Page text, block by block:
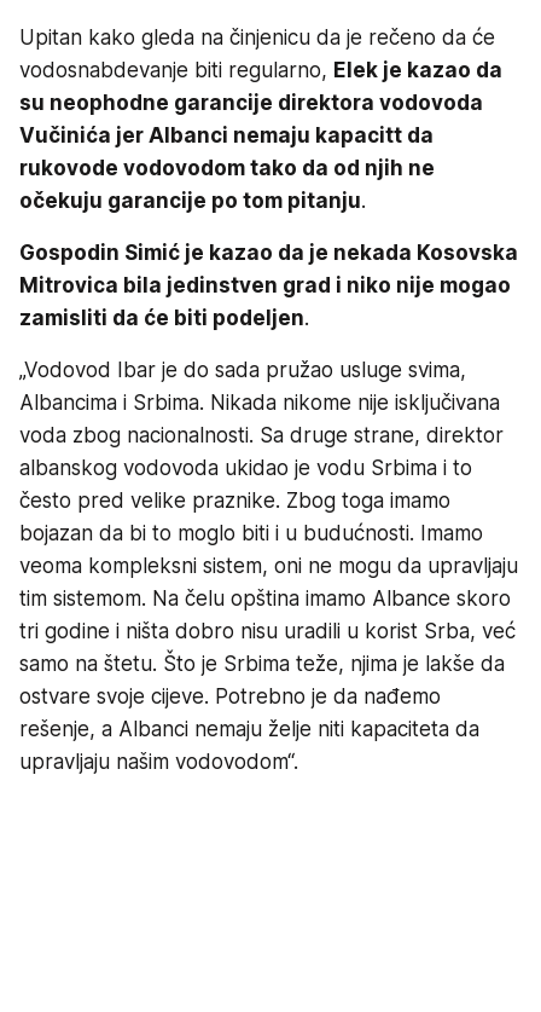
Upitan kako gleda na činjenicu da je rečeno da će
vodosnabdevanje biti regularno, Elek je kazao da
su neophodne garancije direktora vodovoda
Vučinića jer Albanci nemaju kapacitt da
rukovode vodovodom tako da od njih ne
očekuju garancije po tom pitanju.
Gospodin Simić je kazao da je nekada Kosovska
Mitrovica bila jedinstven grad i niko nije mogao
zamisliti da će biti podeljen.
„Vodovod Ibar je do sada pružao usluge svima,
Albancima i Srbima. Nikada nikome nije isključivana
voda zbog nacionalnosti. Sa druge strane, direktor
albanskog vodovoda ukidao je vodu Srbima i to
često pred velike praznike. Zbog toga imamo
bojazan da bi to moglo biti i u budućnosti. Imamo
veoma kompleksni sistem, oni ne mogu da upravljaju
tim sistemom. Na čelu opština imamo Albance skoro
tri godine i ništa dobro nisu uradili u korist Srba, već
samo na štetu. Što je Srbima teže, njima je lakše da
ostvare svoje cijeve. Potrebno je da nađemo
rešenje, a Albanci nemaju želje niti kapaciteta da
upravljaju našim vodovodom“.